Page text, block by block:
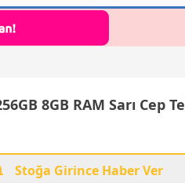
8GB RAM Sarı Cep
Stoğa Girince Haber Ver